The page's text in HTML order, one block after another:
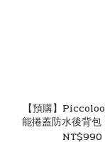
【預購】
能捲蓋防水後背
NT$990